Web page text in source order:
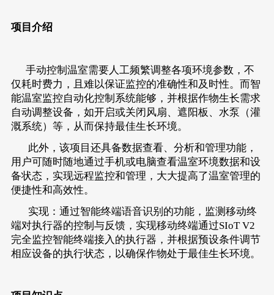
项目介绍
手动控制温室需要人工频繁调整各项环境参数，不
仅耗时费力，且难以保证监控的准确性和及时性。而智
能温室监控自动化控制系统能够，并根据作物生长需求
自动调整设备，如开启或关闭风扇、遮阳板、水泵（灌
溉系统）等，从而保持最佳生长环境。
此外，该项目还具备数据查看、分析和管理功能，
用户可随时随地通过手机或电脑查看温室环境数据和设
备状态，实现远程监控和管理，大大提高了温室管理的
便捷性和高效性。
实现：通过智能终端语音识别的功能，监测移动终
端对执行器的控制与反馈，实现移动终端通过SIoT V2
完全监控智能终端接入的执行器，并根据预设条件调节
相应设备的执行状态，以确保作物处于最佳生长环境。